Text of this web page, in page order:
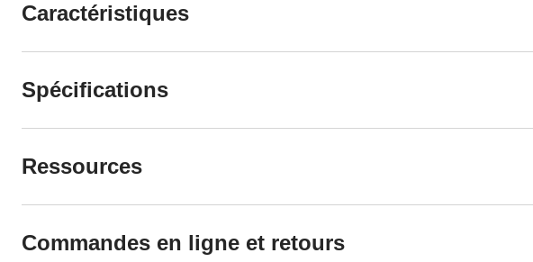
Caractéristiques
Spécifications
Ressources
Commandes en ligne et retours